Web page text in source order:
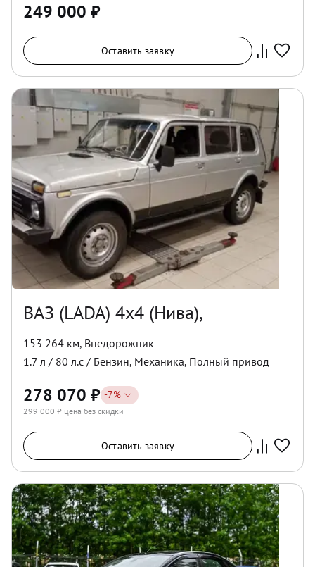
249 000 ₽
Оставить заявку
ВАЗ (LADA) 4x4 (Нива),
153 264 км, Внедорожник
1.7 л / 80 л.с / Бензин, Механика, Полный привод
278 070 ₽ -7%
299 000 ₽ цена без скидки
Оставить заявку